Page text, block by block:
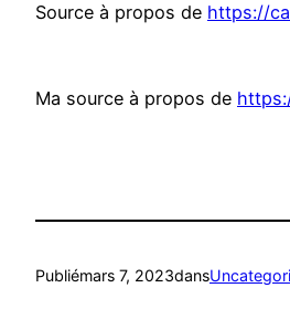
Source à propos de https://
Ma source à propos de
Publiémars 7, 2023dans